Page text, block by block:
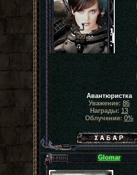
Авантюристка
Уважение: 86
Награды: 13
Облучение:0%
Хабар сталкера
Glomar